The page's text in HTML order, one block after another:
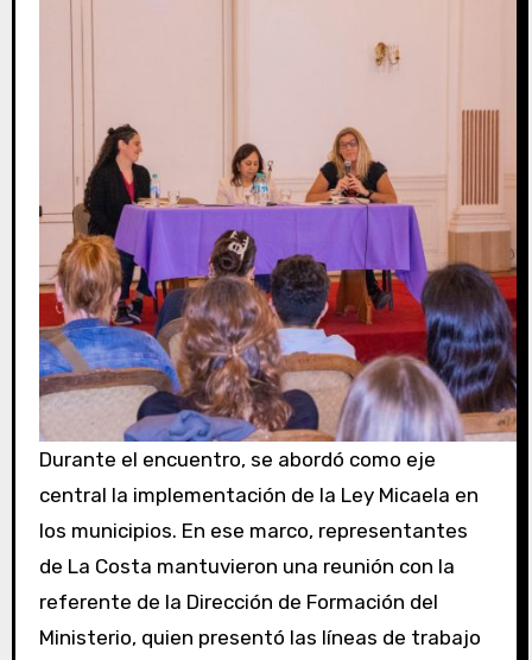
Durante el encuentro, se abordó como eje
central la implementación de la Ley Micaela en
los municipios. En ese marco, representantes
de La Costa mantuvieron una reunión con la
referente de la Dirección de Formación del
Ministerio, quien presentó las líneas de trabajo